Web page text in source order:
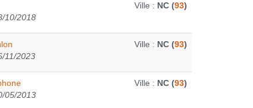
10/2018
Ville : NC (93)
11/2023
Ville : NC (93)
05/2013
Ville : NC (93)